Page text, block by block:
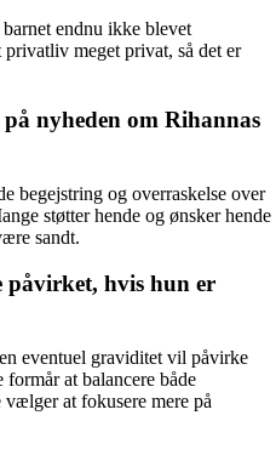
endnu ikke blevet
meget privat, så det er
nyheden om Rihannas
begejstring og overraskelse over
støtter hende og ønsker hende
sandt.
hvis hun er
eventuel graviditet vil påvirke
at balancere både
vælger at fokusere mere på